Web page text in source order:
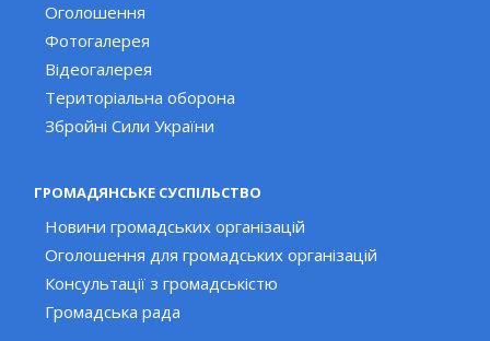
Оголошення
Фотогалерея
Відеогалерея
Територіальна оборона
Збройні Сили України
ГРОМАДЯНСЬКЕ СУСПІЛЬСТВО
Новини громадських організацій
Оголошення для громадських організацій
Консультації з громадськістю
Громадська рада